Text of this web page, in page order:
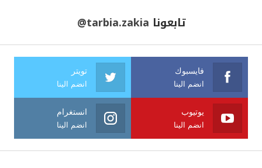
تابعونا @tarbia.zakia
فايسبوك
انضم الينا
تويتر
انضم الينا
يوتيوب
انضم الينا
انستغرام
انضم الينا